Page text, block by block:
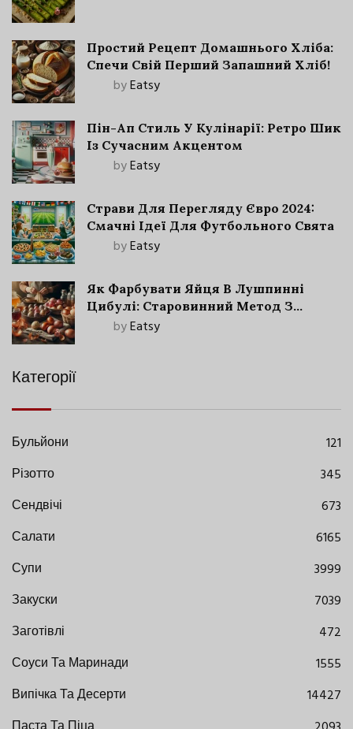
Простий Рецепт Домашнього Хліба:
Спечи Свій Перший Запашний Хліб!
byEatsy
Пін-Ап Стиль У Кулінарії: Ретро Шик
Із Сучасним Акцентом
byEatsy
Страви Для Перегляду Євро 2024:
Смачні Ідеї Для Футбольного Свята
byEatsy
Як Фарбувати Яйця В Лушпинні
Цибулі: Старовинний Метод З
Сучасними Нюансами
byEatsy
Категорії
Бульйони
121
Різотто
345
Сендвічі
673
Салати
6165
Супи
3999
Закуски
7039
Заготівлі
472
Соуси Та Маринади
1555
Випічка Та Десерти
14427